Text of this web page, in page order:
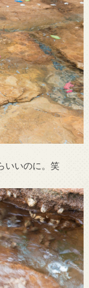
いいのに。笑